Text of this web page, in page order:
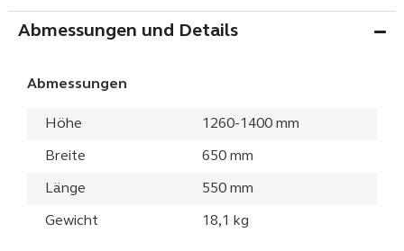
Abmessungen und Details
Abmessungen
Höhe 1260-1400 mm
Breite 650 mm
Länge 550 mm
Gewicht 18,1 kg